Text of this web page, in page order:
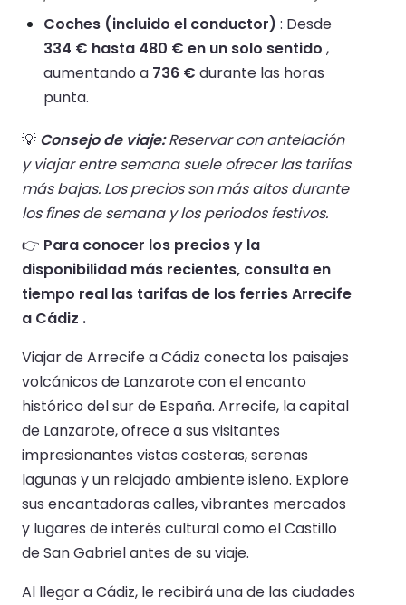
Coches (incluido el conductor) : Desde
334 € hasta 480 € en un solo sentido ,
aumentando a 736 € durante las horas
punta.
💡 Consejo de viaje:Reservar con antelación
y viajar entre semana suele ofrecer las tarifas
más bajas. Los precios son más altos durante
los fines de semana y los periodos festivos.
👉 Para conocer los precios y la
disponibilidad más recientes, consulta en
tiempo real las tarifas de los ferries Arrecife
a Cádiz .
Viajar de Arrecife a Cádiz conecta los paisajes
volcánicos de Lanzarote con el encanto
histórico del sur de España. Arrecife, la capital
de Lanzarote, ofrece a sus visitantes
impresionantes vistas costeras, serenas
lagunas y un relajado ambiente isleño. Explore
sus encantadoras calles, vibrantes mercados
y lugares de interés cultural como el Castillo
de San Gabriel antes de su viaje.
Al llegar a Cádiz, le recibirá una de las ciudades